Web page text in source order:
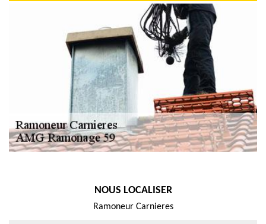
NOUS LOCALISER
Ramoneur Carnieres